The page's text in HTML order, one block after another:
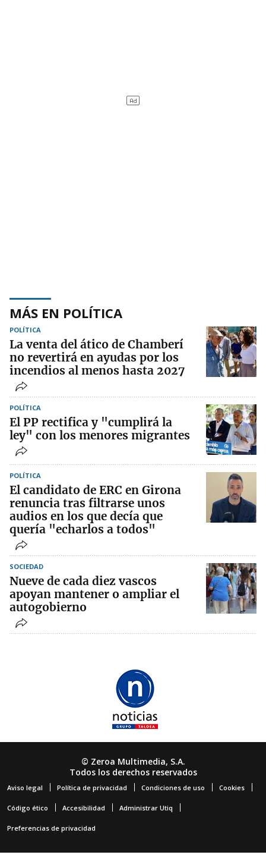
MÁS EN POLÍTICA
POLÍTICA
La venta del ático de Chamberí
no revertirá en ayudas por los
incendios al menos hasta 2027
POLÍTICA
El PP rectifica y "cumplirá la
ley" con los menores migrantes
POLÍTICA
El candidato de ERC en Girona
renuncia tras filtrarse unos
audios en los que decía que
quería "echarlos a todos"
SOCIEDAD
Nueve de cada diez vascos
apoyan mantener o ampliar el
autogobierno
© Zeroa Multimedia, S.A.
Todos los derechos reservados
Aviso legal Política de privacidad Condiciones de uso Cookies
Código ético Accesibilidad Administrar Utiq
Preferencias de privacidad